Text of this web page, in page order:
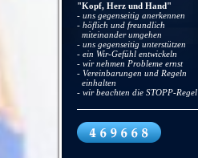
"Kopf, Herz und Hand"
- uns gegenseitig anerkennen
- höflich und freundlich
miteinander umgehen
- uns gegenseitig unterstützen
- ein Wir-Gefühl entwickeln
- wir nehmen Probleme ernst
- Vereinbarungen und Regeln
einhalten
- wir beachten die STOPP-Regel